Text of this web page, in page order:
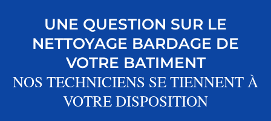
UNE QUESTION SUR LE
NETTOYAGE BARDAGE DE
VOTRE BATIMENT
NOS TECHNICIENS SE TIENNENT À
VOTRE DISPOSITION